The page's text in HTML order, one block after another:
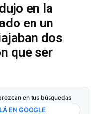
en la
en un
dos
que ser
en tus búsquedas
EN GOOGLE